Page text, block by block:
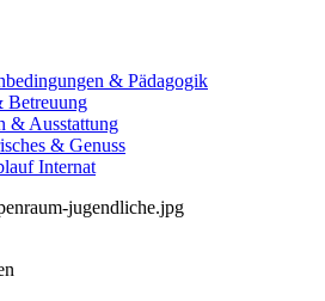
& Pädagogik
Betreuung
& Ausstattung
& Genuss
Internat